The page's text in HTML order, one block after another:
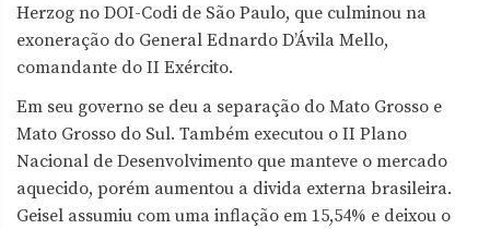
Herzog no DOI-Codi de São Paulo, que culminou na
exoneração do General Ednardo D’Ávila Mello,
comandante do II Exército.
Em seu governo se deu a separação do Mato Grosso e
Mato Grosso do Sul. Também executou o II Plano
Nacional de Desenvolvimento que manteve o mercado
aquecido, porém aumentou a divida externa brasileira.
Geisel assumiu com uma inflação em 15,54% e deixou o